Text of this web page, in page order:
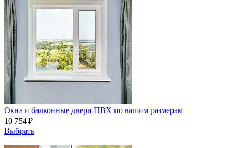
Окна и балконные двери ПВХ по вашим размерам
10 754 ₽
Выбрать